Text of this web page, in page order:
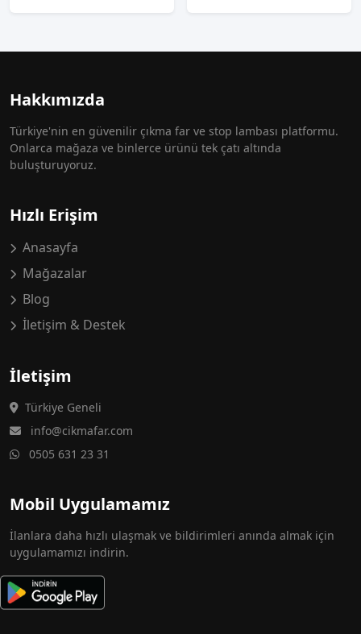
Hakkımızda
Türkiye'nin en güvenilir çıkma far ve stop lambası platformu.
Onlarca mağaza ve binlerce ürünü tek çatı altında
buluşturuyoruz.
Hızlı Erişim
Anasayfa
Mağazalar
Blog
İletişim & Destek
İletişim
Türkiye Geneli
info@cikmafar.com
0505 631 23 31
Mobil Uygulamamız
İlanlara daha hızlı ulaşmak ve bildirimleri anında almak için
uygulamamızı indirin.